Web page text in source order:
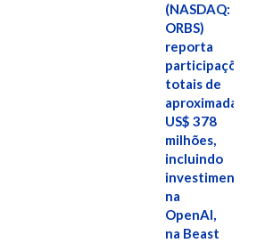
(NASDAQ:
ORBS)
reporta
participações
totais de
US$ 378
milhões,
incluindo
investimentos
na
OpenAI,
na Beast